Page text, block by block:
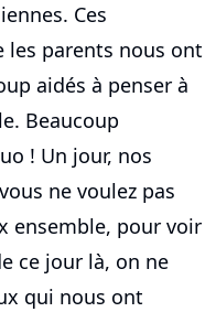
Ces
les parents nous ont
aidés à penser à
Beaucoup
! Un jour, nos
ne voulez pas
ensemble, pour voir
ce jour là, on ne
qui nous ont